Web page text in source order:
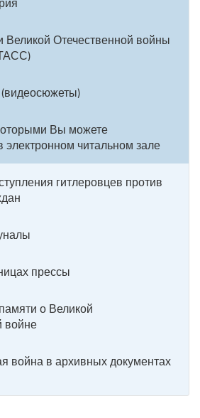
Великой Отечественной войны
Вы можете
электронном читальном зале
гитлеровцев против
прессы
о Великой
войне
война в архивных документах